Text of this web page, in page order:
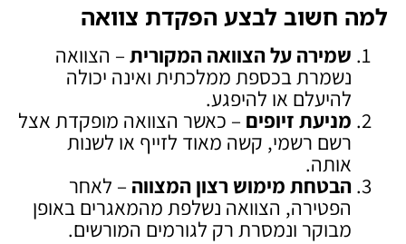
למה חשוב לבצע הפקדת צוואה
שמירה על הצוואה המקורית – הצוואה
נשמרת בכספת ממלכתית ואינה יכולה
להיעלם או להיפגע.
מניעת זיופים – כאשר הצוואה מופקדת אצל
רשם רשמי, קשה מאוד לזייף או לשנות
אותה.
הבטחת מימוש רצון המצווה – לאחר
הפטירה, הצוואה נשלפת מהמאגרים באופן
מבוקר ונמסרת רק לגורמים המורשים.